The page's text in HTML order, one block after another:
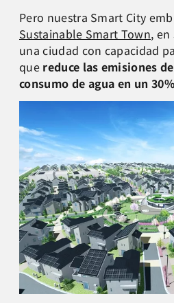
Pero nuestra Smart City
Sustainable Smart Town,
una ciudad con capacidad
que reduce las emisiones
consumo de agua en un